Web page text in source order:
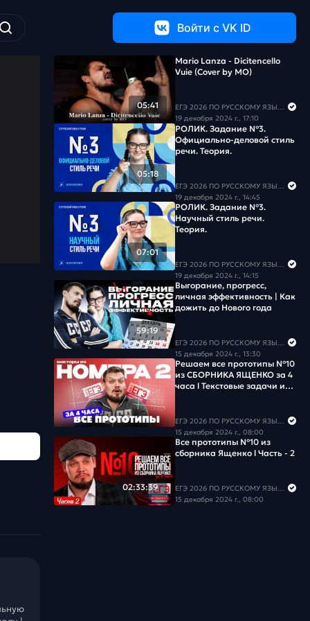
Войти c VK ID
05:41
Mario Lanza - Dicitencello
Vuie (Cover by MO)
ЕГЭ 2026 ПО РУССКОМУ ЯЗЫКУ И МАТЕМАТИКЕ
19 декабря 2024 г., 17:10
05:18
РОЛИК. Задание №3.
Официально-деловой стиль
речи. Теория.
ЕГЭ 2026 ПО РУССКОМУ ЯЗЫКУ И МАТЕМАТИКЕ
19 декабря 2024 г., 14:45
07:01
РОЛИК. Задание №3.
Научный стиль речи.
Теория.
ЕГЭ 2026 ПО РУССКОМУ ЯЗЫКУ И МАТЕМАТИКЕ
19 декабря 2024 г., 14:15
59:19
Выгорание, прогресс,
личная эффективность | Как
дожить до Нового года
ЕГЭ 2026 ПО РУССКОМУ ЯЗЫКУ И МАТЕМАТИКЕ
15 декабря 2024 г., 13:30
Решаем все прототипы №10
из СБОРНИКА ЯЩЕНКО за 4
часа l Текстовые задачи из
ЕГЭ 2026 ПО РУССКОМУ ЯЗЫКУ И МАТЕМАТИКЕ
15 декабря 2024 г., 08:00
02:33:39
Все прототипы №10 из
сборника Ященко l Часть - 2
ЕГЭ 2026 ПО РУССКОМУ ЯЗЫКУ И МАТЕМАТИКЕ
15 декабря 2024 г., 08:00